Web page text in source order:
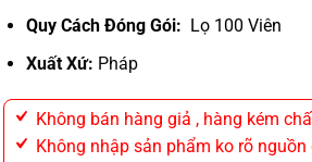
Quy Cách Đóng Gói: Lọ 100 Viên
Xuất Xứ: Pháp
Không bán hàng giả , hàng kém
Không nhập sản phẩm ko rõ